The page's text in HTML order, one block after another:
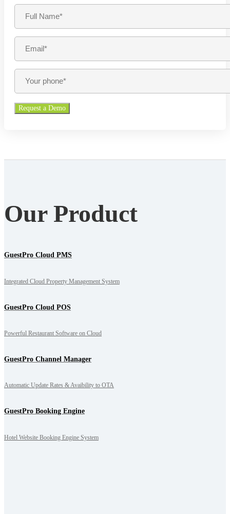
Our Product
GuestPro Cloud PMS
Integrated Cloud Property Management System
GuestPro Cloud POS
Powerful Restaurant Software on Cloud
GuestPro Channel Manager
Automatic Update Rates & Avaibility to OTA
GuestPro Booking Engine
Hotel Website Booking Engine System